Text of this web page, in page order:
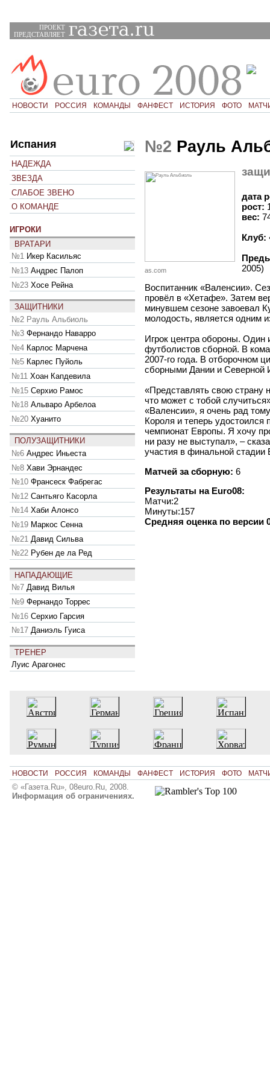
ПРОЕКТ
ПРЕДСТАВЛЯЕТ
НОВОСТИ РОССИЯ КОМАНДЫ ФАНФЕСТ ИСТОРИЯ ФОТО
Испания
НАДЕЖДА
ЗВЕЗДА
СЛАБОЕ ЗВЕНО
О КОМАНДЕ
ИГРОКИ
ВРАТАРИ
№1 Икер Касильяс
№13 Андрес Палоп
№23 Хосе Рейна
ЗАЩИТНИКИ
№2 Рауль Альбиоль
№3 Фернандо Наварро
№4 Карлос Марчена
№5 Карлес Пуйоль
№11 Хоан Капдевила
№15 Серхио Рамос
№18 Альваро Арбелоа
№20 Хуанито
ПОЛУЗАЩИТНИКИ
№6 Андрес Иньеста
№8 Хави Эрнандес
№10 Франсеск Фабрегас
№12 Сантьяго Касорла
№14 Хаби Алонсо
№19 Маркос Сенна
№21 Давид Сильва
№22 Рубен де ла Ред
НАПАДАЮЩИЕ
№7 Давид Вилья
№9 Фернандо Торрес
№16 Серхио Гарсия
№17 Даниэль Гуиса
ТРЕНЕР
Луис Арагонес
№2 Рауль
as.com
дата
рост:
вес:
Клуб:
2005)
Воспитанник «Валенсии».
провёл в «Хетафе». Затем
минувшем сезоне завоевал
молодость, является одним
Игрок центра обороны.
футболистов сборной. В
2007-го года. В отборочном
сборными Дании и Северной
«Представлять свою страну
что может с тобой
«Валенсии», я очень рад
Короля и теперь удостоился
чемпионат Европы. Я хочу
ни разу не выступал», –
участия в финальной стадии
Матчей за сборную: 6
Результаты на Euro08:
Матчи:2
Минуты:157
Средняя оценка по версии
НОВОСТИ РОССИЯ КОМАНДЫ ФАНФЕСТ ИСТОРИЯ ФОТО
© «Газета.Ru», 08euro.Ru, 2008.
Информация об ограничениях.